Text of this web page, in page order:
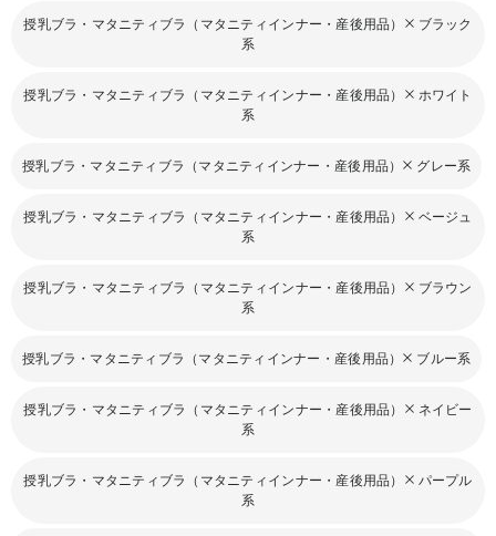
授乳ブラ・マタニティブラ（マタニティインナー・産後用品）
ブラック
系
授乳ブラ・マタニティブラ（マタニティインナー・産後用品）
ホワイト
系
授乳ブラ・マタニティブラ（マタニティインナー・産後用品） グレー系
授乳ブラ・マタニティブラ（マタニティインナー・産後用品）
ベージュ
系
授乳ブラ・マタニティブラ（マタニティインナー・産後用品）
ブラウン
系
授乳ブラ・マタニティブラ（マタニティインナー・産後用品） ブルー系
授乳ブラ・マタニティブラ（マタニティインナー・産後用品）
ネイビー
系
授乳ブラ・マタニティブラ（マタニティインナー・産後用品）
パープル
系